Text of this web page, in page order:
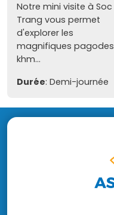
Notre mini visite à Soc
Trang vous permet
d'explorer les
magnifiques pagodes
khm...
Durée: Demi-journée